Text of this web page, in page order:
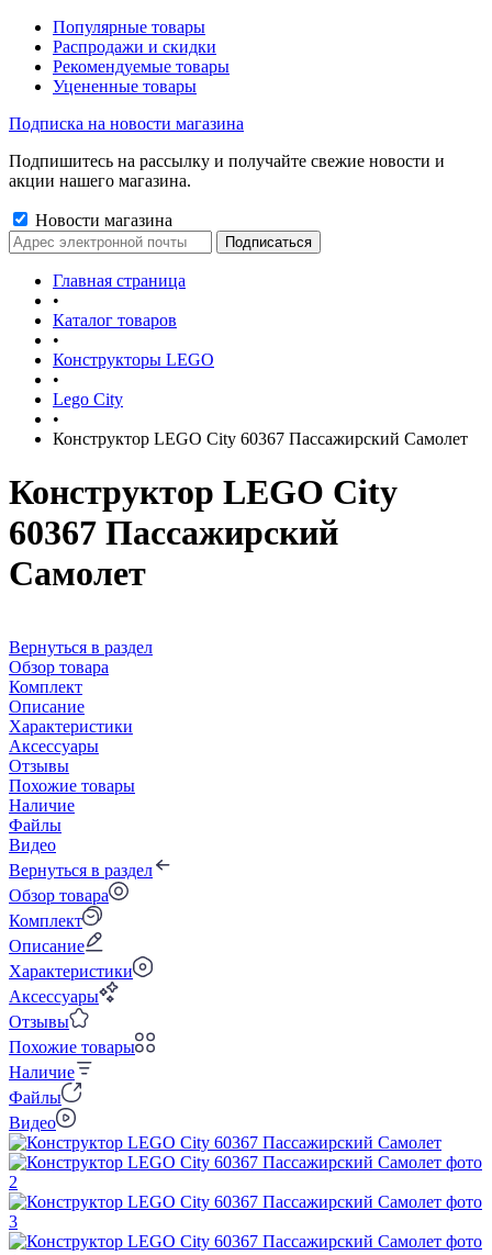
Популярные товары
Распродажи и скидки
Рекомендуемые товары
Уцененные товары
Подписка на новости магазина
Подпишитесь на рассылку и получайте свежие новости и
акции нашего магазина.
Новости магазина
Главная страница
•
Каталог товаров
•
Конструкторы LEGO
•
Lego City
•
Конструктор LEGO City 60367 Пассажирский Самолет
Конструктор LEGO City
60367 Пассажирский
Самолет
Вернуться в раздел
Обзор товара
Комплект
Описание
Характеристики
Аксессуары
Отзывы
Похожие товары
Наличие
Файлы
Видео
Вернуться в раздел
Обзор товара
Комплект
Описание
Характеристики
Аксессуары
Отзывы
Похожие товары
Наличие
Файлы
Видео